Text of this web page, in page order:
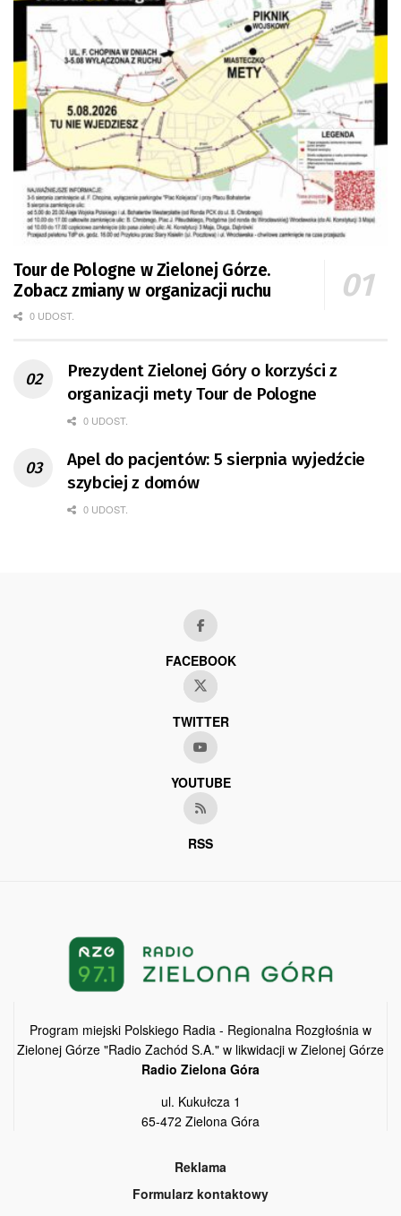
Tour de Pologne w Zielonej Górze.
Zobacz zmiany w organizacji ruchu
0 UDOST.
Prezydent Zielonej Góry o korzyści z
organizacji mety Tour de Pologne
0 UDOST.
Apel do pacjentów: 5 sierpnia wyjedźcie
szybciej z domów
0 UDOST.
FACEBOOK
TWITTER
YOUTUBE
RSS
Program miejski Polskiego Radia - Regionalna Rozgłośnia w
Zielonej Górze "Radio Zachód S.A." w likwidacji w Zielonej Górze
Radio Zielona Góra
ul. Kukułcza 1
65-472 Zielona Góra
Reklama
Formularz kontaktowy